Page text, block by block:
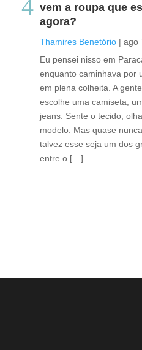
vem a roupa que
agora?
Thamires Benetório | ago
Eu pensei nisso em
enquanto caminhava por
em plena colheita. A
escolhe uma camiseta,
jeans. Sente o tecido,
modelo. Mas quase
talvez esse seja um dos
entre o […]